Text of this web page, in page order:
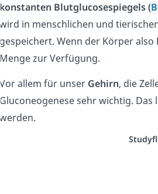
konstanten Blutglucosespiegels (
wird in menschlichen und
gespeichert. Wenn der Körper
Menge zur Verfügung.
Vor allem für unser Gehirn, die
Gluconeogenese sehr wichtig.
werden.